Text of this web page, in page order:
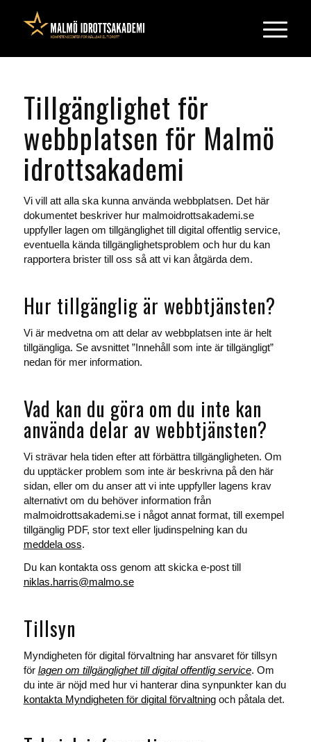
Tillgänglighet för
webbplatsen för Malmö
idrottsakademi
Vi vill att alla ska kunna använda webbplatsen. Det här
dokumentet beskriver hur malmoidrottsakademi.se
uppfyller lagen om tillgänglighet till digital offentlig service,
eventuella kända tillgänglighetsproblem och hur du kan
rapportera brister till oss så att vi kan åtgärda dem.
Hur tillgänglig är webbtjänsten?
Vi är medvetna om att delar av webbplatsen inte är helt
tillgängliga. Se avsnittet ”Innehåll som inte är tillgängligt”
nedan för mer information.
Vad kan du göra om du inte kan
använda delar av webbtjänsten?
Vi strävar hela tiden efter att förbättra tillgängligheten. Om
du upptäcker problem som inte är beskrivna på den här
sidan, eller om du anser att vi inte uppfyller lagens krav
alternativt om du behöver information från
malmoidrottsakademi.se i något annat format, till exempel
tillgänglig PDF, stor text eller ljudinspelning kan du
meddela oss.
Du kan kontakta oss genom att skicka e-post till
niklas.harris@malmo.se
Tillsyn
Myndigheten för digital förvaltning har ansvaret för tillsyn
för lagen om tillgänglighet till digital offentlig service. Om
du inte är nöjd med hur vi hanterar dina synpunkter kan du
kontakta Myndigheten för digital förvaltningoch påtala det.